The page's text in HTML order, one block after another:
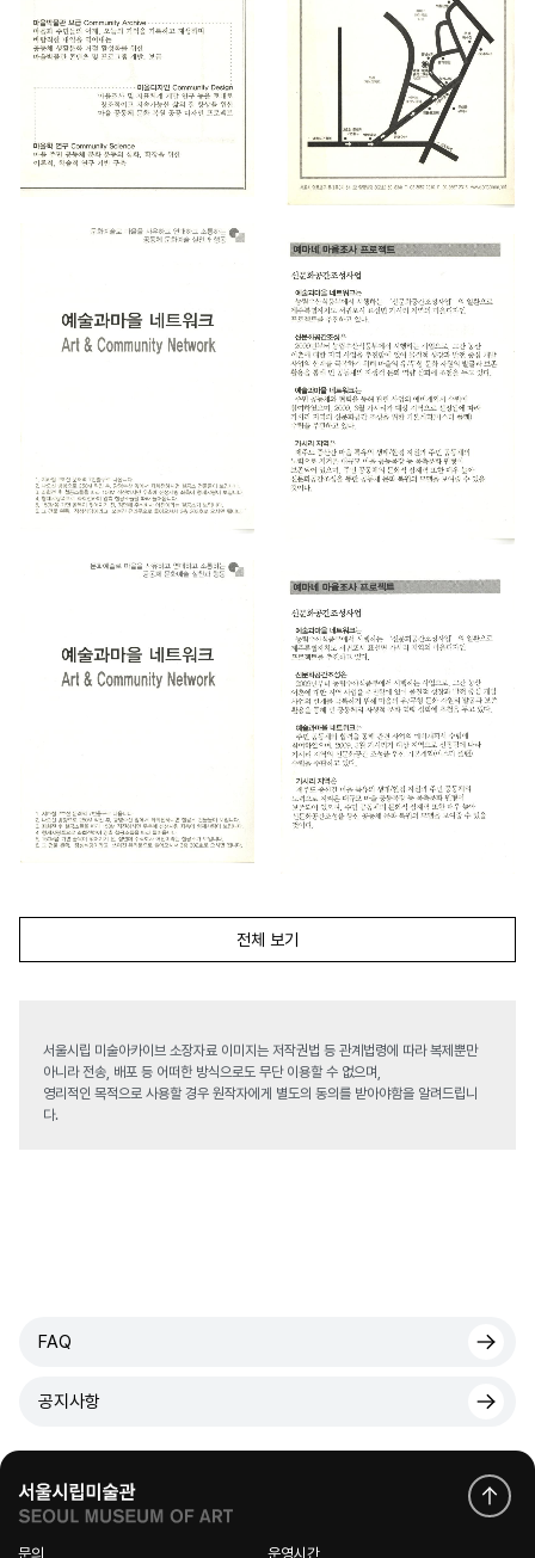
전체 보기
서울시립 미술아카이브 소장자료 이미지는 저작권법 등 관계법령에 따라 복제뿐만
아니라 전송, 배포 등 어떠한 방식으로도 무단 이용할 수 없으며,
영리적인 목적으로 사용할 경우 원작자에게 별도의 동의를 받아야함을 알려드립니
다.
FAQ
공지사항
문의 운영시간